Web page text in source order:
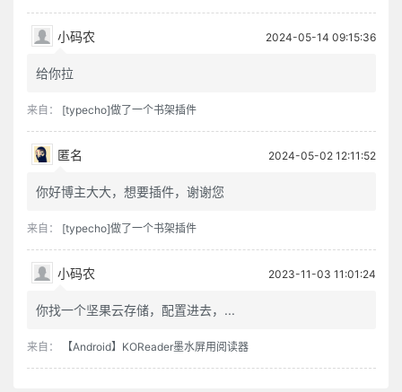
小码农 2024-05-14 09:15:36
给你拉
来自： [typecho]做了一个书架插件
匿名 2024-05-02 12:11:52
你好博主大大，想要插件，谢谢您
来自： [typecho]做了一个书架插件
小码农 2023-11-03 11:01:24
你找一个坚果云存储，配置进去，...
来自： 【Android】KOReader墨水屏用阅读器